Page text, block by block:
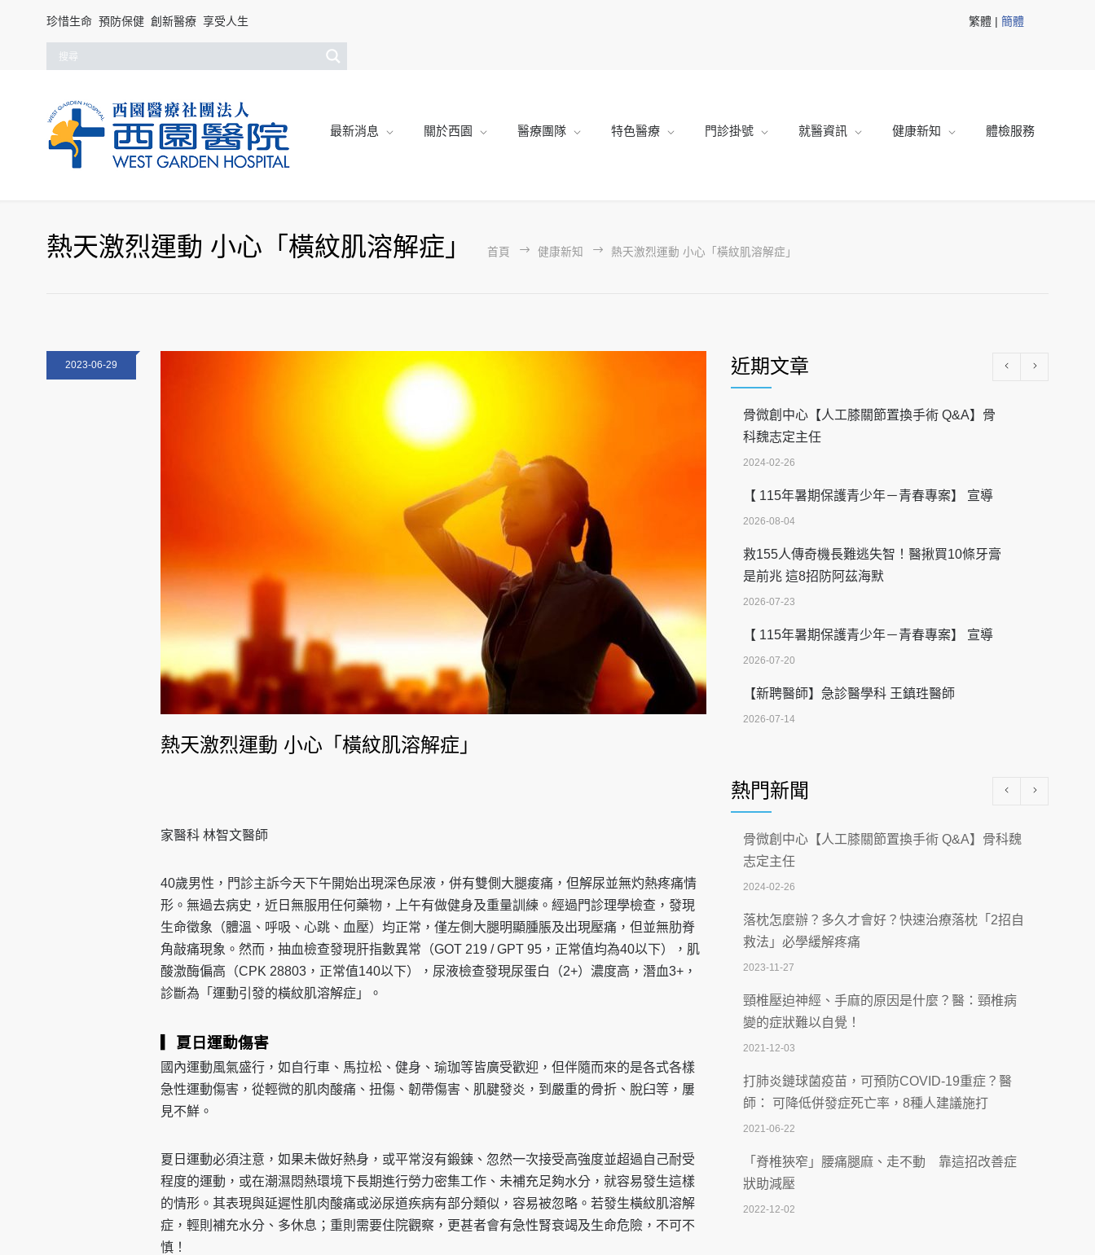
珍惜生命 預防保健 創新醫療 享受人生 繁體 | 簡體
最新消息 關於西園 醫療團隊 特色醫療 門診掛號 就醫資訊 健康新知 體檢服務
熱天激烈運動 小心「橫紋肌溶解症」 首頁 健康新知 熱天激烈運動 小心「橫紋肌溶解症」
2023-06-29
熱天激烈運動 小心「橫紋肌溶解症」
家醫科 林智文醫師
40歲男性，門診主訴今天下午開始出現深色尿液，併有雙側大腿痠痛，但解尿並無灼熱疼痛情
形。無過去病史，近日無服用任何藥物，上午有做健身及重量訓練。經過門診理學檢查，發現
生命徵象（體溫、呼吸、心跳、血壓）均正常，僅左側大腿明顯腫脹及出現壓痛，但並無肋脊
角敲痛現象。然而，抽血檢查發現肝指數異常（GOT 219 / GPT 95，正常值均為40以下），肌
酸激酶偏高（CPK 28803，正常值140以下），尿液檢查發現尿蛋白（2+）濃度高，潛血3+，
診斷為「運動引發的橫紋肌溶解症」。
▎夏日運動傷害
國內運動風氣盛行，如自行車、馬拉松、健身、瑜珈等皆廣受歡迎，但伴隨而來的是各式各樣
急性運動傷害，從輕微的肌肉酸痛、扭傷、韌帶傷害、肌腱發炎，到嚴重的骨折、脫臼等，屢
見不鮮。
夏日運動必須注意，如果未做好熱身，或平常沒有鍛鍊、忽然一次接受高強度並超過自己耐受
程度的運動，或在潮濕悶熱環境下長期進行勞力密集工作、未補充足夠水分，就容易發生這樣
的情形。其表現與延遲性肌肉酸痛或泌尿道疾病有部分類似，容易被忽略。若發生橫紋肌溶解
症，輕則補充水分、多休息；重則需要住院觀察，更甚者會有急性腎衰竭及生命危險，不可不
慎！
近期文章
骨微創中心【人工膝關節置換手術 Q&A】骨
科魏志定主任
2024-02-26
【 115年暑期保護青少年－青春專案】 宣導
2026-08-04
救155人傳奇機長難逃失智！醫揪買10條牙膏
是前兆 這8招防阿茲海默
2026-07-23
【 115年暑期保護青少年－青春專案】 宣導
2026-07-20
【新聘醫師】急診醫學科 王鎮珄醫師
2026-07-14
2026-07-08
沒菸酒也瀕臨洗腎？65歲男靠「這習慣」逆
轉腎功能 醫揭3招救命
2026-07-08
體溫飆破41度！醫連收兩例中暑病例：致死
率達8成
2026-07-07
深耕萬華55年 西園醫院回顧發展歷程與智慧
醫療布局
2026-07-06
【115年臺北市「防癌保衛戰：健康好禮一手
刮」】 宣導
2026-07-02
【無菸城市】 宣導
2026-07-02
4連霸議員黃秋澤癌逝！食道癌為何奪命快？
熱門新聞
骨微創中心【人工膝關節置換手術 Q&A】骨科魏
志定主任
2024-02-26
落枕怎麼辦？多久才會好？快速治療落枕「2招自
救法」必學緩解疼痛
2023-11-27
頸椎壓迫神經、手麻的原因是什麼？醫：頸椎病
變的症狀難以自覺！
2021-12-03
打肺炎鏈球菌疫苗，可預防COVID-19重症？醫
師： 可降低併發症死亡率，8種人建議施打
2021-06-22
「脊椎狹窄」腰痛腿麻、走不動 靠這招改善症
狀助減壓
2022-12-02